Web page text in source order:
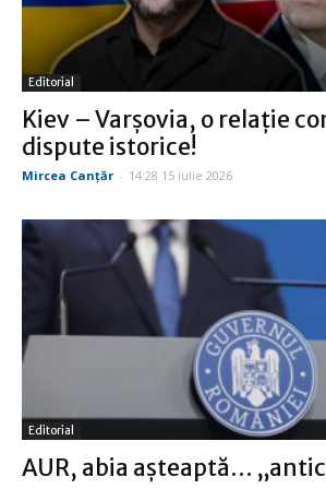
Editorial
Kiev – Varşovia, o relaţie
dispute istorice!
Mircea Canţăr - 14:28 15 iulie 2026
Editorial
AUR, abia aşteaptă…